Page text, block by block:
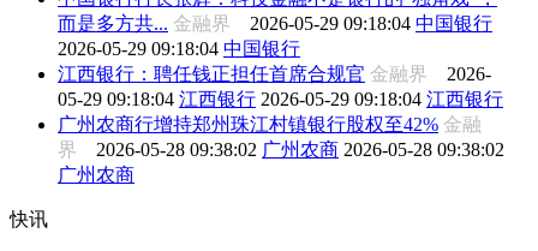
而是多方共... 金融界 2026-05-29 09:18:04 中国银行
2026-05-29 09:18:04 中国银行
江西银行：聘任钱正担任首席合规官 金融界 2026-
05-29 09:18:04 江西银行 2026-05-29 09:18:04 江西银行
广州农商行增持郑州珠江村镇银行股权至42% 金融
界 2026-05-28 09:38:02 广州农商 2026-05-28 09:38:02
广州农商
快讯